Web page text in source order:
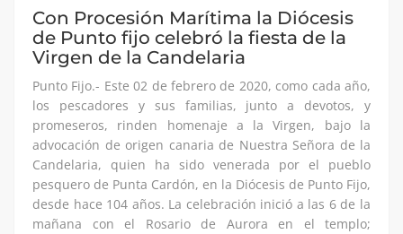
Con Procesión Marítima la Diócesis
de Punto fijo celebró la fiesta de la
Virgen de la Candelaria
Punto Fijo.- Este 02 de febrero de 2020, como cada año,
los pescadores y sus familias, junto a devotos, y
promeseros, rinden homenaje a la Virgen, bajo la
advocación de origen canaria de Nuestra Señora de la
Candelaria, quien ha sido venerada por el pueblo
pesquero de Punta Cardón, en la Diócesis de Punto Fijo,
desde hace 104 años. La celebración inició a las 6 de la
mañana con el Rosario de Aurora en el templo;